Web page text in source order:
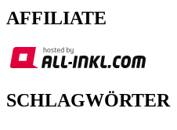
AFFILIATE
SCHLAGWÖRTER